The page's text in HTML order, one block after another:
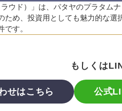
ラウド）」は、パタヤのプラタ
ため、投資用としても魅力的な
です。
もしくは
せはこちら 公式